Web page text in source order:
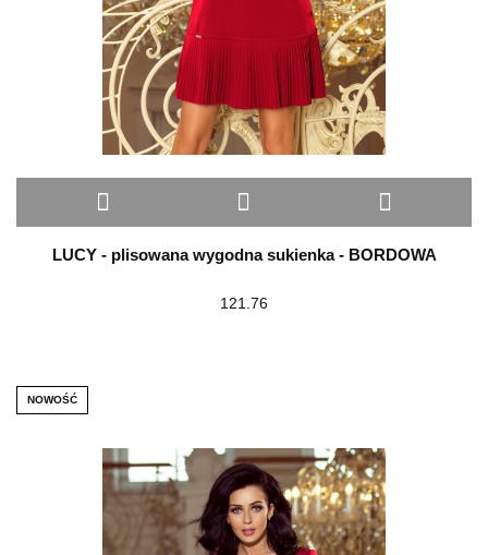
LUCY - plisowana wygodna sukienka - BORDOWA
121.76
NOWOŚĆ